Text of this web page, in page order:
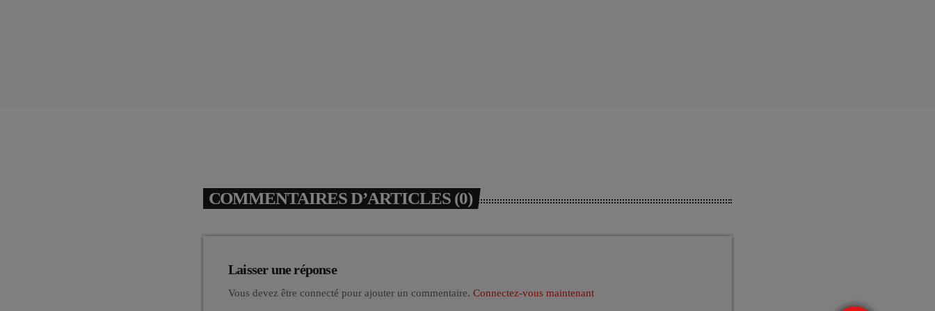
COMMENTAIRES D’ARTICLES (0)
Laisser une réponse
Vous devez être connecté pour ajouter un commentaire. Connectez-vous maintenant